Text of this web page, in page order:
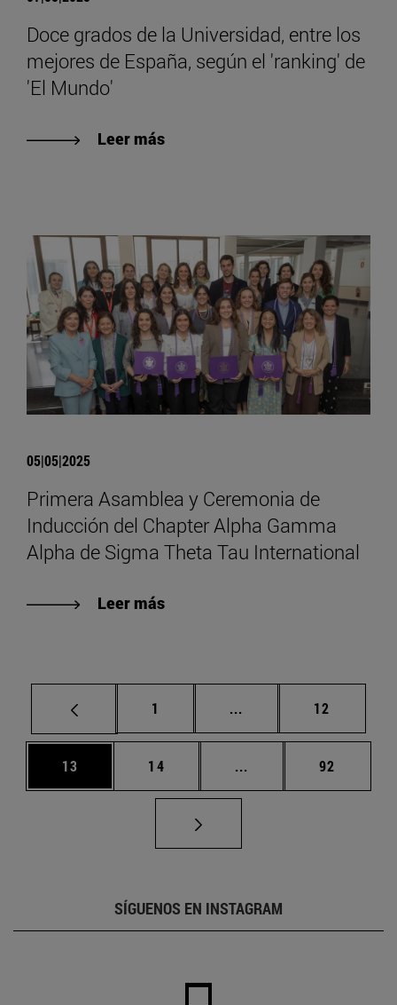
Doce grados de la Universidad, entre los
mejores de España, según el 'ranking' de
'El Mundo'
Leer más
05|05|2025
Primera Asamblea y Ceremonia de
Inducción del Chapter Alpha Gamma
Alpha de Sigma Theta Tau International
Leer más
Página
1 ... Páginas intermedias
Página
12
Página
13 Página
14 ... Páginas intermedias
Página
92
SÍGUENOS EN INSTAGRAM